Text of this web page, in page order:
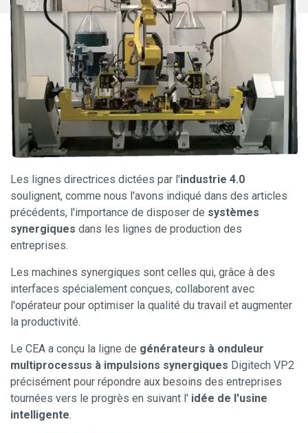
Les lignes directrices dictées par l'industrie 4.0
soulignent, comme nous l'avons indiqué dans des articles
précédents, l'importance de disposer de systèmes
synergiques dans les lignes de production des
entreprises.
Les machines synergiques sont celles qui, grâce à des
interfaces spécialement conçues, collaborent avec
l'opérateur pour optimiser la qualité du travail et augmenter
la productivité.
Le CEA a conçu la ligne de générateurs à onduleur
multiprocessus à impulsions synergiques Digitech VP2
précisément pour répondre aux besoins des entreprises
tournées vers le progrès en suivant l' idée de l'usine
intelligente.